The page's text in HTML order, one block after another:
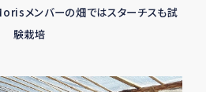
メンバーの畑ではスターチスも試
験栽培